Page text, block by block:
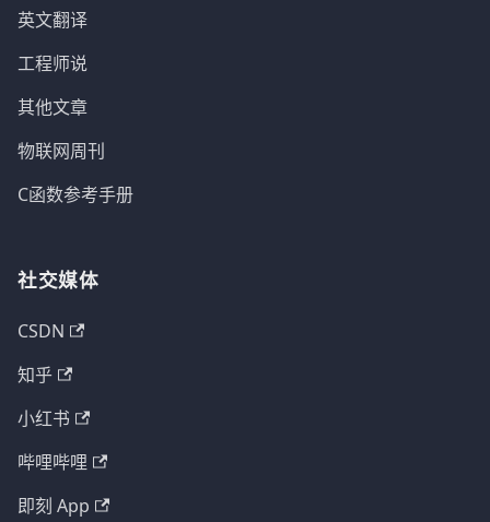
英文翻译
工程师说
其他文章
物联网周刊
C函数参考手册
社交媒体
CSDN
知乎
小红书
哔哩哔哩
即刻 App